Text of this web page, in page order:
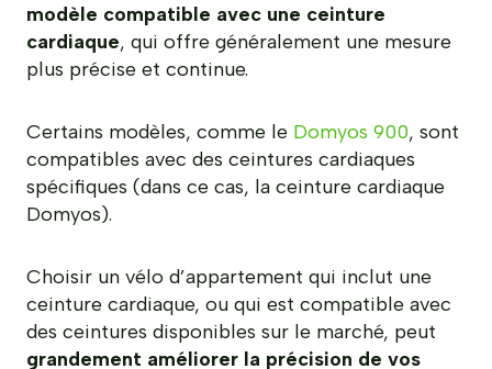
modèle compatible avec une ceinture
cardiaque, qui offre généralement une mesure
plus précise et continue.
Certains modèles, comme le Domyos 900, sont
compatibles avec des ceintures cardiaques
spécifiques (dans ce cas, la ceinture cardiaque
Domyos).
Choisir un vélo d’appartement qui inclut une
ceinture cardiaque, ou qui est compatible avec
des ceintures disponibles sur le marché, peut
grandement améliorer la précision de vos